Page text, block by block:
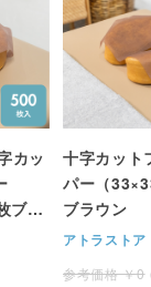
カッ
ブラ
十字カット
パー（
ブラウン
アトラストア
0